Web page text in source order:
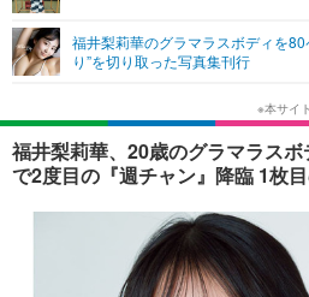
ショッピング
エンタメ
エンタメTOP
音楽
ショッピング
ライフ
ライフTOP
ペット
その他
リリース一覧
プッシュ通知の停止方法
福井梨莉華のグラマラスボディを
り”を切り取った写真集刊行
福井梨莉華、20歳のグラマラス
で2度目の『週チャン』降臨 1枚